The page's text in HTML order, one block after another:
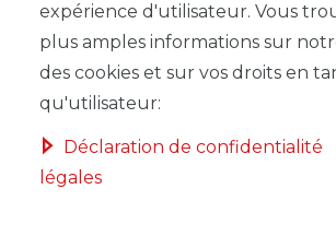
* avec TVA horsFrais de livraison
expérience d'utilisateur. Vous
plus amples informations sur
des cookies et sur vos droits en
qu'utilisateur:
Déclaration de confidentialité
légales